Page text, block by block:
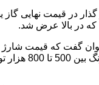
گذار در قیمت نهایی گاز
در بالا عرض شد.
گفت که قیمت شارژ
ساید بای ساید